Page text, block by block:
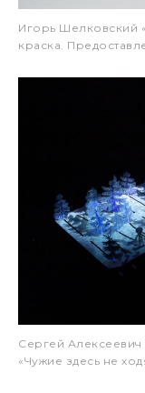
Игорь Шелковский
краска.
Сергей Алексеевич
«Чужие здесь не